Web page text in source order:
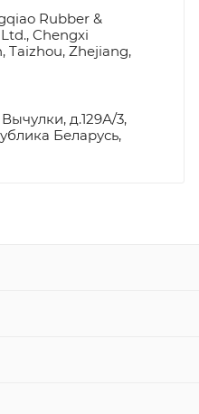
Rubber &
Chengxi
Taizhou, Zhejiang,
д.129А/3,
Беларусь,